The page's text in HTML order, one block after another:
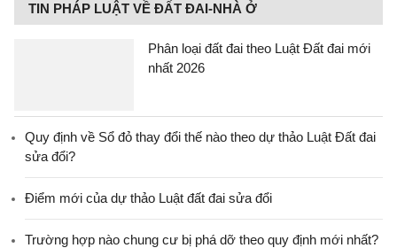
TIN PHÁP LUẬT VỀ ĐẤT ĐAI-NHÀ Ở
Phân loại đất đai theo Luật Đất đai mới
nhất 2026
Quy định về Sổ đỏ thay đổi thế nào theo dự thảo Luật Đất đai
sửa đổi?
Điểm mới của dự thảo Luật đất đai sửa đổi
Trường hợp nào chung cư bị phá dỡ theo quy định mới nhất?